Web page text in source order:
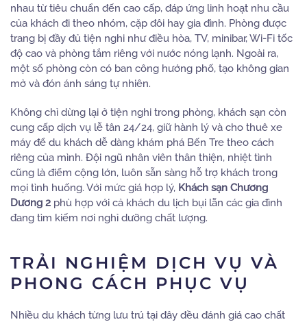
nhau từ tiêu chuẩn đến cao cấp, đáp ứng linh hoạt nhu cầu
của khách đi theo nhóm, cặp đôi hay gia đình. Phòng được
trang bị đầy đủ tiện nghi như điều hòa, TV, minibar, Wi-Fi tốc
độ cao và phòng tắm riêng với nước nóng lạnh. Ngoài ra,
một số phòng còn có ban công hướng phố, tạo không gian
mở và đón ánh sáng tự nhiên.
Không chỉ dừng lại ở tiện nghi trong phòng, khách sạn còn
cung cấp dịch vụ lễ tân 24/24, giữ hành lý và cho thuê xe
máy để du khách dễ dàng khám phá Bến Tre theo cách
riêng của mình. Đội ngũ nhân viên thân thiện, nhiệt tình
cũng là điểm cộng lớn, luôn sẵn sàng hỗ trợ khách trong
mọi tình huống. Với mức giá hợp lý, Khách sạn Chương
Dương 2 phù hợp với cả khách du lịch bụi lẫn các gia đình
đang tìm kiếm nơi nghỉ dưỡng chất lượng.
TRẢI NGHIỆM DỊCH VỤ VÀ
PHONG CÁCH PHỤC VỤ
Nhiều du khách từng lưu trú tại đây đều đánh giá cao chất